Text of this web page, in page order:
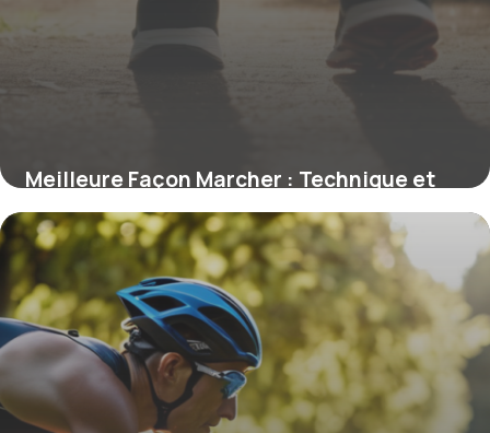
Meilleure Façon Marcher : Technique et
Conseils
17 avril 2026